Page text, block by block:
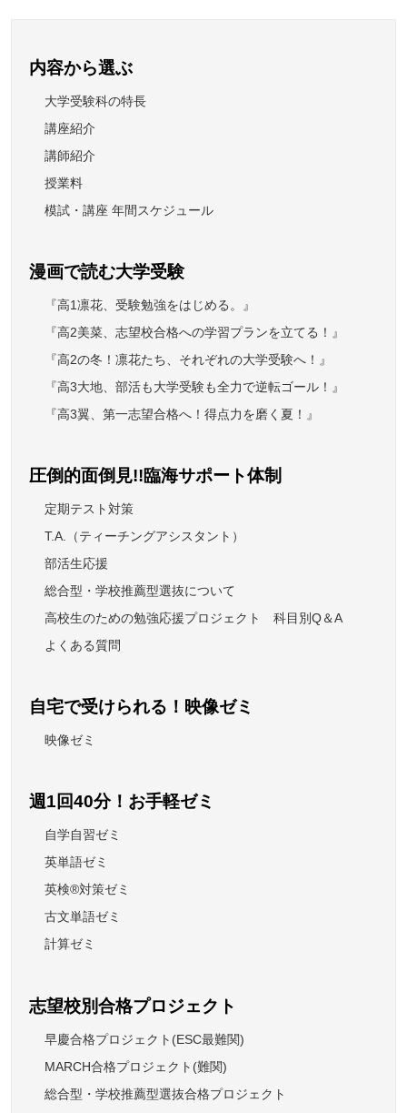
内容から選ぶ
大学受験科の特長
講座紹介
講師紹介
授業料
模試・講座 年間スケジュール
漫画で読む大学受験
『高1凛花、受験勉強をはじめる。』
『高2美菜、志望校合格への学習プランを立てる！』
『高2の冬！凛花たち、それぞれの大学受験へ！』
『高3大地、部活も大学受験も全力で逆転ゴール！』
『高3翼、第一志望合格へ！得点力を磨く夏！』
圧倒的面倒見!!臨海サポート体制
定期テスト対策
T.A.（ティーチングアシスタント）
部活生応援
総合型・学校推薦型選抜について
高校生のための勉強応援プロジェクト 科目別Q＆A
よくある質問
自宅で受けられる！映像ゼミ
映像ゼミ
週1回40分！お手軽ゼミ
自学自習ゼミ
英単語ゼミ
英検®対策ゼミ
古文単語ゼミ
計算ゼミ
志望校別合格プロジェクト
早慶合格プロジェクト(ESC最難関)
MARCH合格プロジェクト(難関)
総合型・学校推薦型選抜合格プロジェクト